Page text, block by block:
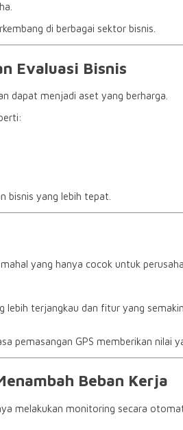
di berbagai sektor bisnis.
Evaluasi Bisnis
dapat menjadi aset yang berharga.
bisnis yang lebih tepat.
yang hanya cocok untuk
lebih terjangkau dan fitur yang
pemasangan GPS memberikan nilai
Beban Kerja
melakukan monitoring secara